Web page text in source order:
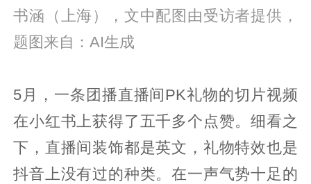
书涵（上海），文中配图由受访者提供，
题图来自：AI生成
5月，一条团播直播间PK礼物的切片视频
在小红书上获得了五千多个点赞。细看之
下，直播间装饰都是英文，礼物特效也是
抖音上没有过的种类。在一声气势十足的